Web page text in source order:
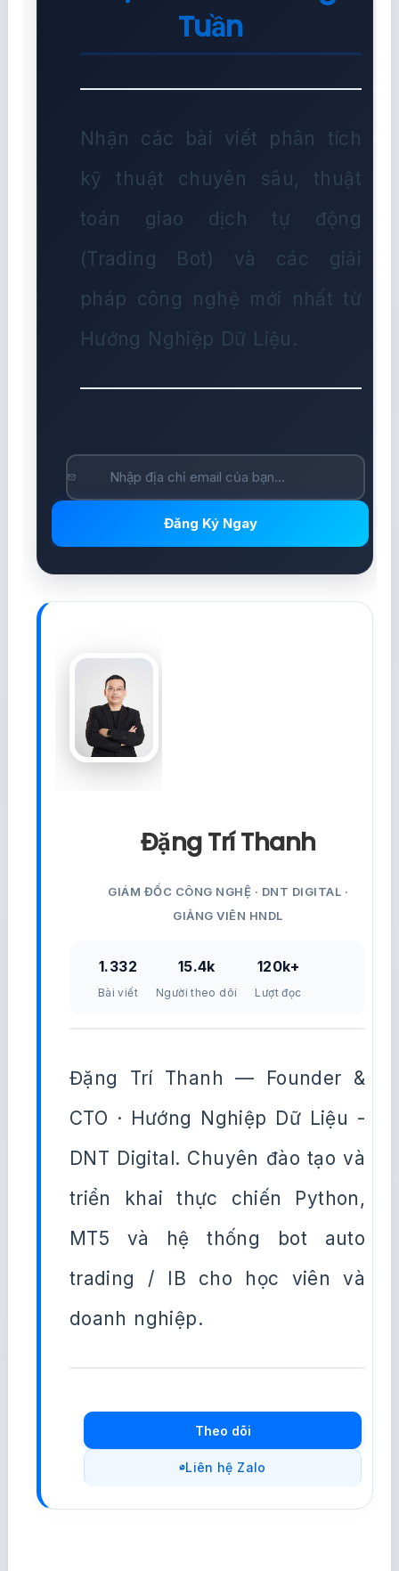
Tuần
Nhận các bài viết phân tích
kỹ thuật chuyên sâu, thuật
toán giao dịch tự động
(Trading Bot) và các giải
pháp công nghệ mới nhất từ
Hướng Nghiệp Dữ Liệu.
Đăng Ký Ngay
Đặng Trí Thanh
GIÁM ĐỐC CÔNG NGHỆ · DNT DIGITAL ·
GIẢNG VIÊN HNDL
1.332
Bài viết
15.4k
Người theo dõi
120k+
Lượt đọc
Đặng Trí Thanh — Founder &
CTO · Hướng Nghiệp Dữ Liệu -
DNT Digital. Chuyên đào tạo và
triển khai thực chiến Python,
MT5 và hệ thống bot auto
trading / IB cho học viên và
doanh nghiệp.
Theo dõi
Liên hệ Zalo